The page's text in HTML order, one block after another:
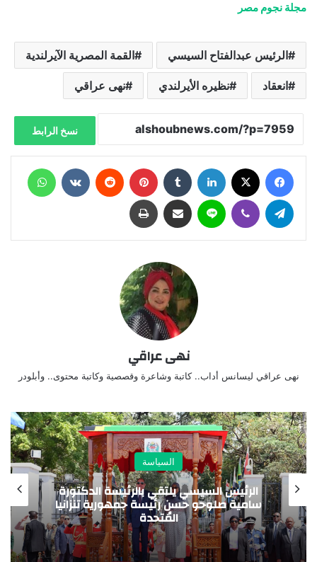
مجلة نجوم مصر
الرئيس عبدالفتاح السيسي القمة المصرية الآيرلندية
انعقاد نظيره الأيرلندي نهى عراقي
نسخ الرابط
نهى عراقي
نهى عراقي ليسانس أداب.. كاتبة وشاعرة وقصصية وكاتبة محتوى.. وأبلودر
السياسة
الرئيس السيسي يلتقي بالرئيسة الدكتورة
سامية صلوحو حسن رئيسة جمهورية تنزانيا
المُتحدة